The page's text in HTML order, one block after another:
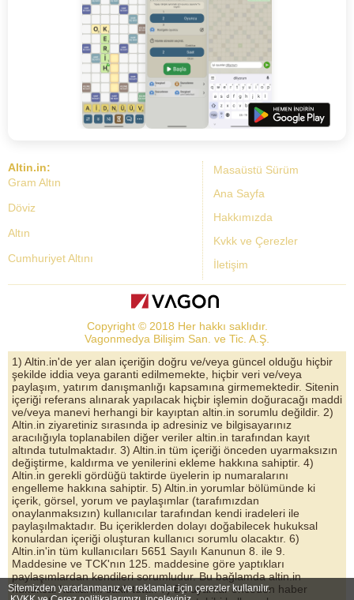
Masaüstü Sürüm
Ana Sayfa
Hakkımızda
Kvkk ve Çerezler
İletişim
Altin.in:
Gram Altın
Döviz
Altın
Cumhuriyet Altını
Dolar Kuru
Altın Yorumları
Döviz Kurları
Çeyrek Altın
Bitcoin
Euro/Dolar Parite
Sterlin
Döviz Arşivi
Copyright © 2018 Her hakkı saklıdır.
Vagonmedya Bilişim San. ve Tic. A.Ş.
1) Altin.in'de yer alan içeriğin doğru ve/veya güncel olduğu hiçbir
şekilde iddia veya garanti edilmemekte, hiçbir veri ve/veya
paylaşım, yatırım danışmanlığı kapsamına girmemektedir. Sitenin
içeriği referans alınarak yapılacak hiçbir işlemin doğuracağı maddi
ve/veya manevi herhangi bir kayıptan altin.in sorumlu değildir. 2)
Altin.in ziyaretiniz sırasında ip adresiniz ve bilgisayarınız
aracılığıyla toplanabilen diğer veriler altin.in tarafından kayıt
altında tutulmaktadır. 3) Altin.in tüm içeriği önceden uyarmaksızın
değiştirme, kaldırma ve yenilerini ekleme hakkına sahiptir. 4)
Altin.in gerekli gördüğü taktirde üyelerin ip numaralarını
engelleme hakkına sahiptir. 5) Altin.in yorumlar bölümünde ki
içerik, görsel, yorum ve paylaşımlar (tarafımızdan
onaylanmaksızın) kullanıcılar tarafından kendi iradeleri ile
paylaşılmaktadır. Bu içeriklerden dolayı doğabilecek hukuksal
konulardan içeriği oluşturan kullanıcı sorumlu olacaktır. 6)
Altin.in'in tüm kullanıcıları 5651 Sayılı Kanunun 8. ile 9.
Maddesine ve TCK'nın 125. maddesine göre yaptıkları
paylaşımlardan kendileri sorumludur. Bu bağlamda altin.in
hukuksal haklarını saklı tutar. 7) Bu uyarılar önceden haber
Sitemizden yararlanmanız ve reklamlar için çerezler kullanılır.